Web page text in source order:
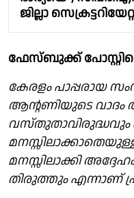
ജില്ലാ
ഫേസ്ബുക്ക്
കേരളം പാപ്പരായ
ആന്റണിയുടെ വാദം
വസ്തുതാവിരുദ്ധവും
മനസ്സിലാക്കി
തിരുത്തും എന്നാണ്